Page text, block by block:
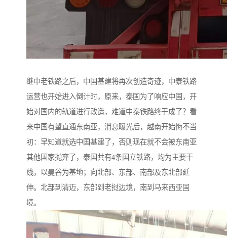
继中老铁路之后，中国基建将再次创造奇迹，中泰铁路
运营也开始进入倒计时，原来，泰国为了响应中国，开
始对国内的轨道进行改造，难道中泰铁路终于成了？看
来中国有望直通东南亚，消息曝光后，越南开始悔不当
初：早知道就选中国基建了，否则现在就不会被东南亚
其他国家抛弃了，泰国共有4条国立铁路，均为主要干
线，以曼谷为基地；向北部、东部、南部及东北部延
伸。北部到清迈，东部到老挝边境，南到马来西亚国
境。